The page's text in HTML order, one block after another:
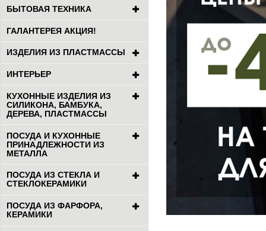
БЫТОВАЯ ТЕХНИКА
ГАЛАНТЕРЕЯ АКЦИЯ!
ИЗДЕЛИЯ ИЗ ПЛАСТМАССЫ
ИНТЕРЬЕР
КУХОННЫЕ ИЗДЕЛИЯ ИЗ
СИЛИКОНА, БАМБУКА,
ДЕРЕВА, ПЛАСТМАССЫ
ПОСУДА И КУХОННЫЕ
ПРИНАДЛЕЖНОСТИ ИЗ
МЕТАЛЛА
ПОСУДА ИЗ СТЕКЛА И
СТЕКЛОКЕРАМИКИ
ПОСУДА ИЗ ФАРФОРА,
КЕРАМИКИ